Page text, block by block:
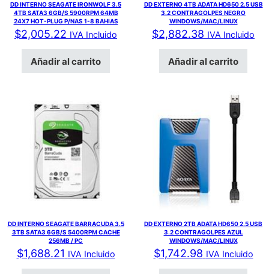
DD INTERNO SEAGATE IRONWOLF 3.5
4TB SATA3 6GB/S 5900RPM 64MB
24X7 HOT-PLUG P/NAS 1-8 BAHIAS
$2,005.22 IVA Incluido
Añadir al carrito
DD EXTERNO 4TB ADATA HD650 2.5 USB
3.2 CONTRAGOLPES NEGRO
WINDOWS/MAC/LINUX
$2,882.38 IVA Incluido
Añadir al carrito
DD INTERNO SEAGATE BARRACUDA 3.5
3TB SATA3 6GB/S 5400RPM CACHE
256MB / PC
$1,688.21 IVA Incluido
DD EXTERNO 2TB ADATA HD650 2.5 USB
3.2 CONTRAGOLPES AZUL
WINDOWS/MAC/LINUX
$1,742.98 IVA Incluido